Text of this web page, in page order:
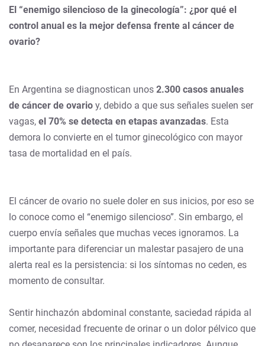
El “enemigo silencioso de la ginecología”: ¿por qué el
control anual es la mejor defensa frente al cáncer de
ovario?
En Argentina se diagnostican unos 2.300 casos anuales
de cáncer de ovario y, debido a que sus señales suelen ser
vagas, el 70% se detecta en etapas avanzadas. Esta
demora lo convierte en el tumor ginecológico con mayor
tasa de mortalidad en el país.
El cáncer de ovario no suele doler en sus inicios, por eso se
lo conoce como el “enemigo silencioso”. Sin embargo, el
cuerpo envía señales que muchas veces ignoramos. La
importante para diferenciar un malestar pasajero de una
alerta real es la persistencia: si los síntomas no ceden, es
momento de consultar.
Sentir hinchazón abdominal constante, saciedad rápida al
comer, necesidad frecuente de orinar o un dolor pélvico que